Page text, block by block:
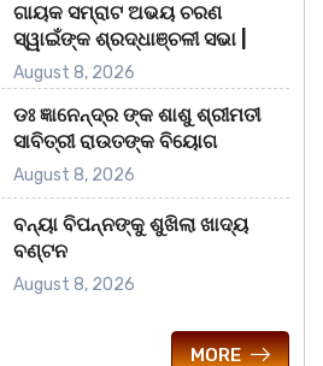
ଗାୟକ ସମ୍ରାଟ ଅଭୟ ଚରଣ
ସ୍ୱାଇଁଙ୍କ ଶ୍ରଦ୍ଧାଞ୍ଚଳୀ ସଭା |
August 8, 2026
ଡଃ ଜ୍ଞାନେନ୍ଦ୍ର ଙ୍କ ଶାଶୁ ଶ୍ରୀମତୀ
ସାବିତ୍ରୀ ରାଉତଙ୍କ ବିୟୋଗ
August 8, 2026
ବନ୍ୟା ବିପନ୍ନଙ୍କୁ ଶୁଖିଲା ଖାଦ୍ୟ
ବଣ୍ଟନ
August 8, 2026
MORE